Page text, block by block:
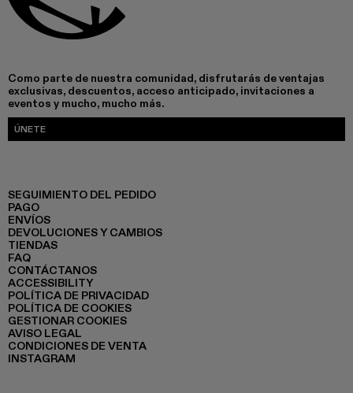
Como parte de nuestra comunidad, disfrutarás de ventajas
exclusivas, descuentos, acceso anticipado, invitaciones a
eventos y mucho, mucho más.
ÚNETE
SEGUIMIENTO DEL PEDIDO
PAGO
ENVÍOS
DEVOLUCIONES Y CAMBIOS
TIENDAS
FAQ
CONTÁCTANOS
ACCESSIBILITY
POLÍTICA DE PRIVACIDAD
POLÍTICA DE COOKIES
GESTIONAR COOKIES
AVISO LEGAL
CONDICIONES DE VENTA
INSTAGRAM